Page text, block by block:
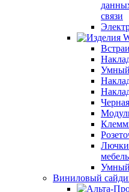
связи
Лючки
мебель
Умный
Виниловый